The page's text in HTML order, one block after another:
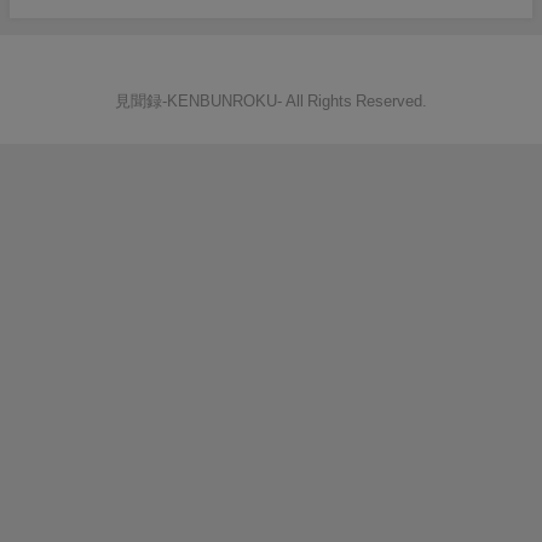
見聞録‐KENBUNROKU- All Rights Reserved.